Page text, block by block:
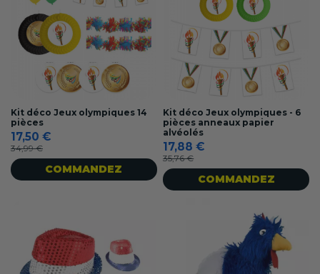
Kit déco Jeux olympiques 14
pièces
17,50 €
34,99 €
COMMANDEZ
Kit déco Jeux olympiques - 6
pièces anneaux papier
alvéolés
17,88 €
35,76 €
COMMANDEZ